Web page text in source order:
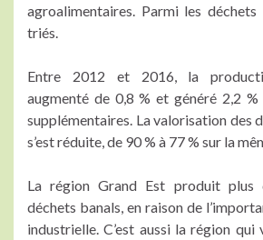
agroalimentaires. Parmi les
triés.
Entre 2012 et 2016, la
augmenté de 0,8 % et généré 2,2
supplémentaires. La valorisation des
s’est réduite, de 90 % à 77 % sur la
La région Grand Est produit plus
déchets banals, en raison de
industrielle. C’est aussi la région qui